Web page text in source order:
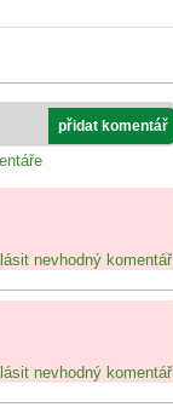
přidat komentář
nevhodný komentář
nevhodný komentář